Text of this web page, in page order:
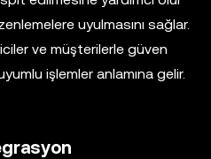
uyulmasını sağlar.
ve müşterilerle güven
işlemler anlamına gelir.